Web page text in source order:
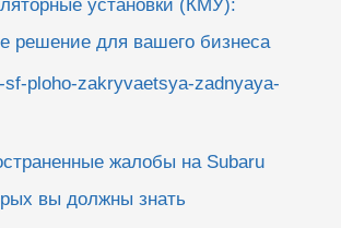
установки (КМУ):
решение для вашего бизнеса
sf-ploho-zakryvaetsya-zadnyaya-
жалобы на Subaru
вы должны знать